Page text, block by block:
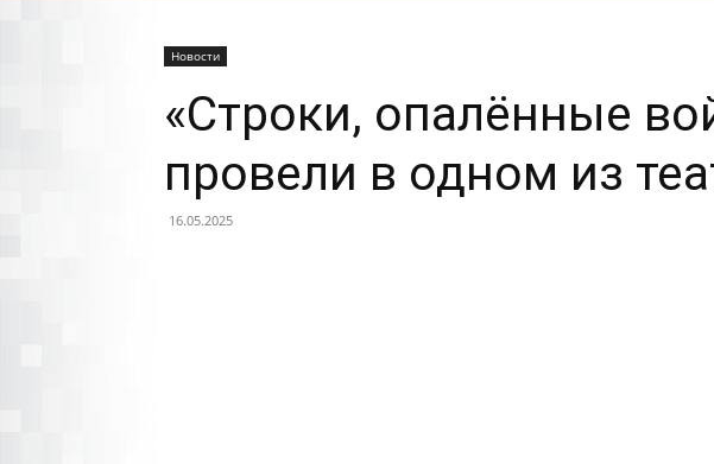
Новости
«Строки, опалённые
провели в одном из
16.05.2025